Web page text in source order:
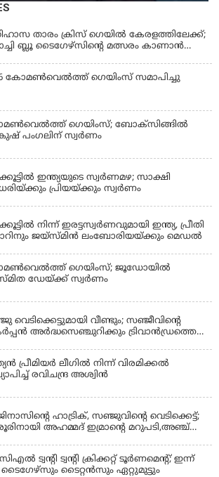
താരം ക്രിസ് ഗെയിൽ കേരളത്തിലേക്ക്;
ബ്ലൂ ടൈഗേഴ്സിന്റെ മത്സരം കാണാൻ
കോമണ്‍വെല്‍ത്ത് ഗെയിംസ് സമാപിച്ചു
ഗെയിംസ്; ബോക്‌സിങ്ങില്‍
പംഗലിന് സ്വര്‍ണം
ഇന്ത്യയുടെ സ്വർണമഴ; സാക്ഷി
പ്രിയയ്ക്കും സ്വർണം
നിന്ന് ഇരട്ടസ്വർണവുമായി ഇന്ത്യ, പ്രീതി
ജയ്സ്മിന്‍ ലംബോരിയയ്ക്കും മെഡൽ
ഗെയിംസ്; ജൂഡോയിൽ
ഡേയ്ക്ക് സ്വർണം
വെടിക്കെട്ടുമായി വീണ്ടും; സഞ്ജീവിന്‍റെ
അർദ്ധസെഞ്ചുറിക്കും ട്രിവാൻഡ്രത്തെ
പ്രീമിയര്‍ ലീഗില്‍ നിന്ന് വിരമിക്കല്‍
രവിചന്ദ്ര അശ്വിന്‍
ഹാട്രിക്, സഞ്ജുവിന്റെ വെടിക്കെട്ട്;
അഹമ്മദ് ഇമ്രാന്റെ മറുപടി,അഞ്ച്
ട്വൻ്റി ട്വൻ്റി ക്രിക്കറ്റ് ടൂർണമെൻ്റ്; ഇന്ന്
ടൈറ്റൻസും ഏറ്റുമുട്ടും